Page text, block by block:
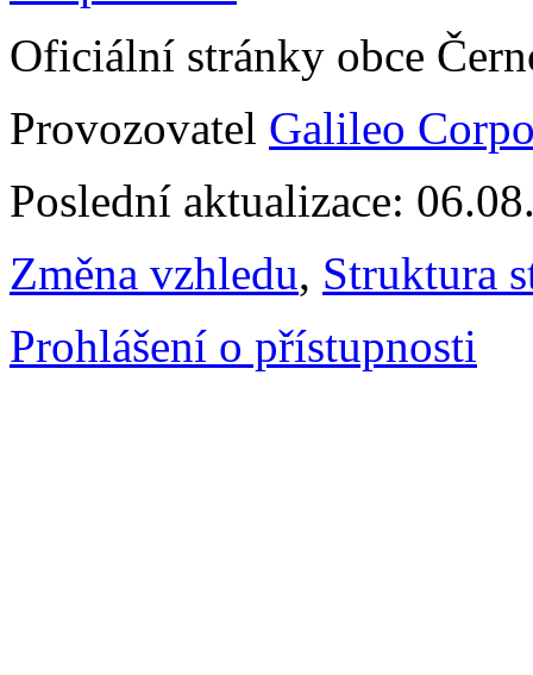
Oficiální stránky obce
Provozovatel Galileo
Poslední aktualizace:
Změna vzhledu, Struktura
Prohlášení o přístupnosti